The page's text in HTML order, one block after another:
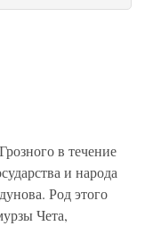
в течение
и народа
Род этого
Чета,